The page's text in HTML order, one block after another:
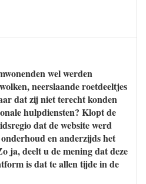
wel werden
neerslaande roetdeeltjes
dat zij niet terecht konden
hulpdiensten? Klopt de
dat de website werd
en anderzijds het
ja, deelt u de mening dat deze
is dat te allen tijde in de